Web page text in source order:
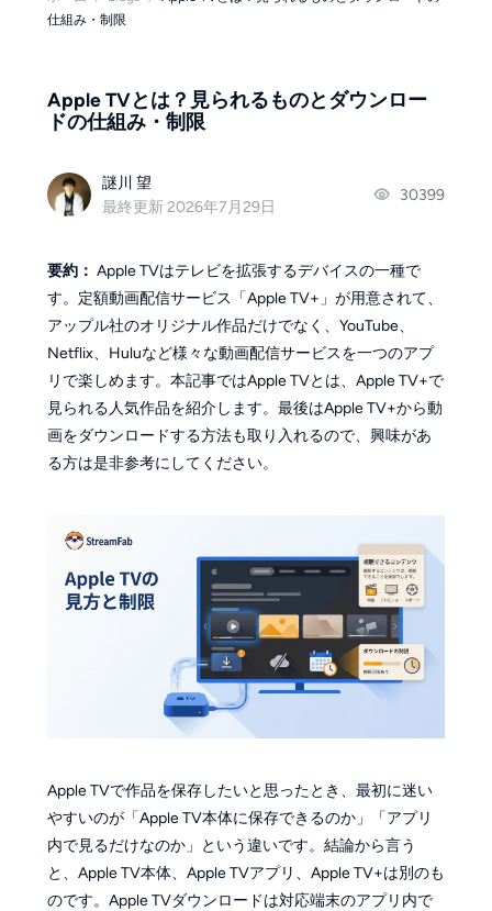
仕組み・制限
Apple TVとは？見られるものとダウンロー
ドの仕組み・制限
謎川 望
最終更新 2026年7月29日
30399
要約： Apple TVはテレビを拡張するデバイスの一種で
す。定額動画配信サービス「Apple TV+」が用意されて、
アップル社のオリジナル作品だけでなく、YouTube、
Netflix、Huluなど様々な動画配信サービスを一つのアプ
リで楽しめます。本記事ではApple TVとは、Apple TV+で
見られる人気作品を紹介します。最後はApple TV+から動
画をダウンロードする方法も取り入れるので、興味があ
る方は是非参考にしてください。
Apple TVで作品を保存したいと思ったとき、最初に迷い
やすいのが「Apple TV本体に保存できるのか」「アプリ
内で見るだけなのか」という違いです。結論から言う
と、Apple TV本体、Apple TVアプリ、Apple TV+は別のも
のです。Apple TVダウンロードは対応端末のアプリ内で